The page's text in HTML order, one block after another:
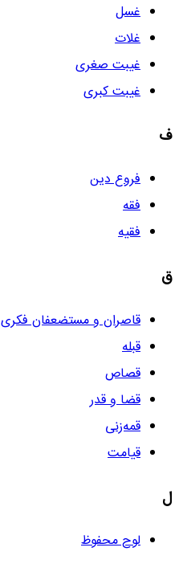
غسل
غلات
غیبت صغری
غیبت کبری
ف
فروع دین
فقه
فقیه
ق
قاصران و مستضعفان فکری
قبله
قصاص
قضا و قدر
قمه‌زنی
قیامت
ل
لوح محفوظ